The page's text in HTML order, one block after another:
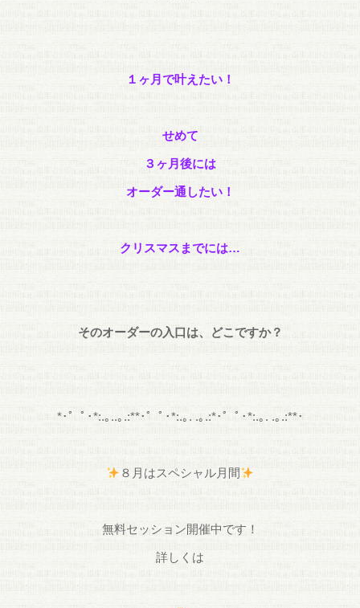
１ヶ月で叶えたい！
せめて
３ヶ月後には
オーダー通したい！
クリスマスまでには…
そのオーダーの入口は、どこですか？
*･゜ﾟ･*:.｡..｡.:**･゜ﾟ･*:.｡. .｡.:*･゜ﾟ･*:.｡. .｡.:**･
８月はスペシャル月間
無料セッション開催中です！
詳しくは